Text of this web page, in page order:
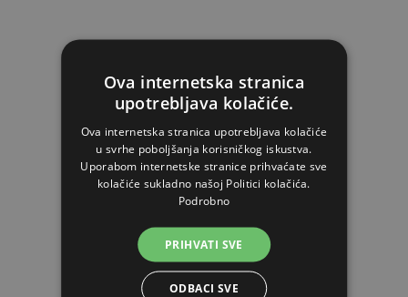
Od 17,29€
NA ZALIHAMA
STAVI U KOŠARICU
Ova internetska stranica
upotrebljava kolačiće.
Ova internetska stranica upotrebljava kolačiće
u svrhe poboljšanja korisničkog iskustva.
Uporabom internetske stranice prihvaćate sve
kolačiće sukladno našoj Politici kolačića.
Podrobno
PRIHVATI SVE
ODBACI SVE